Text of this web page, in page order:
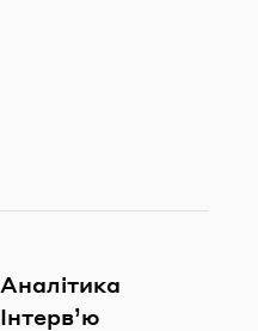
Аналітика
Інтерв’ю